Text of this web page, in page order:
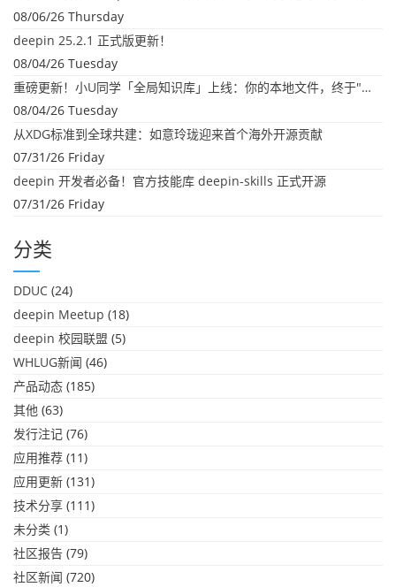
08/06/26 Thursday
deepin 25.2.1 正式版更新！
08/04/26 Tuesday
重磅更新！小U同学「全局知识库」上线：你的本地文件，终于"活"起来了
08/04/26 Tuesday
从XDG标准到全球共建：如意玲珑迎来首个海外开源贡献
07/31/26 Friday
deepin 开发者必备！官方技能库 deepin-skills 正式开源
07/31/26 Friday
分类
DDUC (24)
deepin Meetup (18)
deepin 校园联盟 (5)
WHLUG新闻 (46)
产品动态 (185)
其他 (63)
发行注记 (76)
应用推荐 (11)
应用更新 (131)
技术分享 (111)
未分类 (1)
社区报告 (79)
社区新闻 (720)